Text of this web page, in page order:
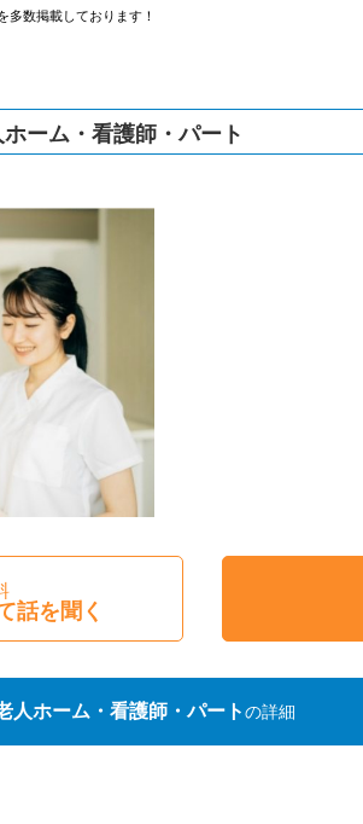
多数掲載しております！
ーム・看護師・パート
話を聞く
人ホーム・看護師・パートの詳細